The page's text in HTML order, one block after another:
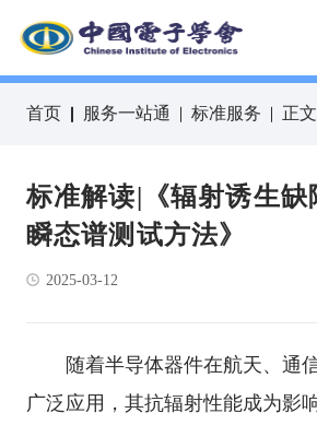
首页 服务一站通 标准服务 正文
标准解读|《辐射诱生缺
瞬态谱测试方法》
2025-03-12
随着半导体器件在航天、通
广泛应用，其抗辐射性能成为影